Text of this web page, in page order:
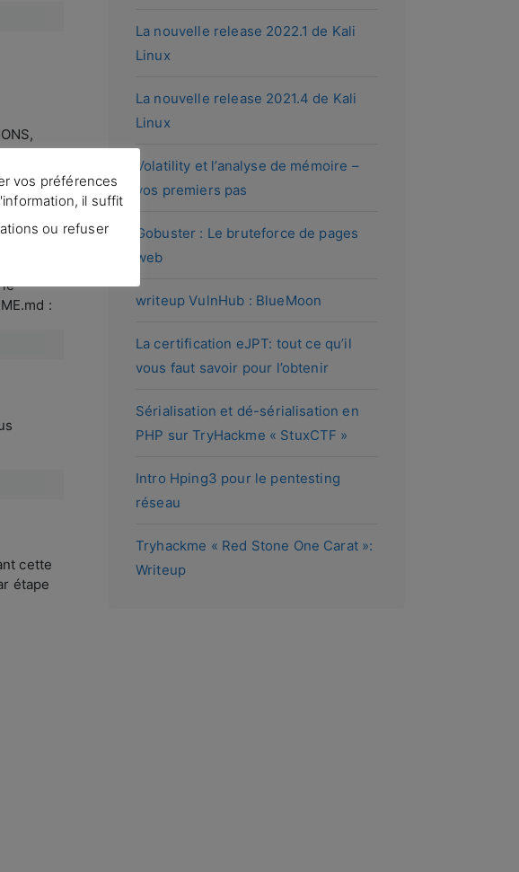
le
:
cette
étape
La nouvelle release 2022.1 de Kali
Linux
La nouvelle release 2021.4 de Kali
Linux
Volatility et l’analyse de mémoire –
vos premiers pas
Gobuster : Le bruteforce de pages
web
writeup VulnHub : BlueMoon
La certification eJPT: tout ce qu’il
vous faut savoir pour l’obtenir
Sérialisation et dé-sérialisation en
PHP sur TryHackme « StuxCTF »
Intro Hping3 pour le pentesting
réseau
Tryhackme « Red Stone One Carat »:
Writeup
vos préférences
il suffit
ou refuser